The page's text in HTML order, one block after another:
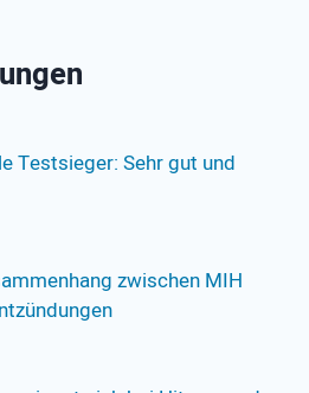
Testsieger: Sehr gut und
zwischen MIH